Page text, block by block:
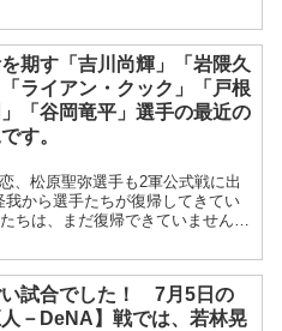
期す「吉川尚輝」「岩隈久
ライアン・クック」「戸根
「谷岡竜平」選手の最近の
す。
、松原聖弥選手も2軍公式戦に出
から選手たちが復帰してきてい
ちは、まだ復帰できていません
試合でした！ 7月5日の
人－DeNA】戦では、若林晃